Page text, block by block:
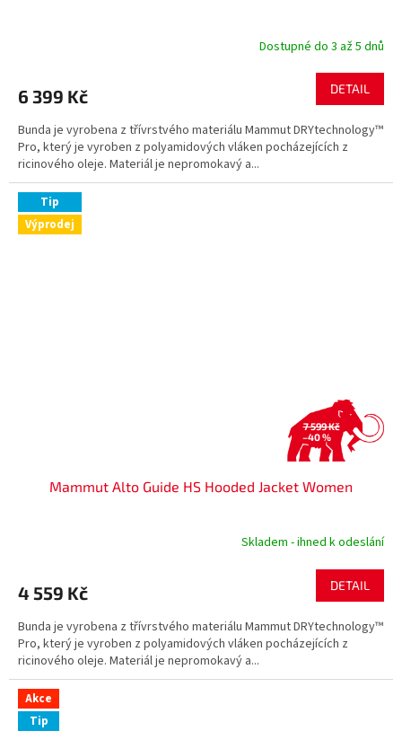
Dostupné do 3 až 5 dnů
6 399 Kč DETAIL
Bunda je vyrobena z třívrstvého materiálu Mammut DRYtechnology™
Pro, který je vyroben z polyamidových vláken pocházejících z
ricinového oleje. Materiál je nepromokavý a...
Tip
Výprodej
7 599 Kč
–40 %
Mammut Alto Guide HS Hooded Jacket Women
Skladem - ihned k odeslání
4 559 Kč DETAIL
Bunda je vyrobena z třívrstvého materiálu Mammut DRYtechnology™
Pro, který je vyroben z polyamidových vláken pocházejících z
ricinového oleje. Materiál je nepromokavý a...
Akce
Tip